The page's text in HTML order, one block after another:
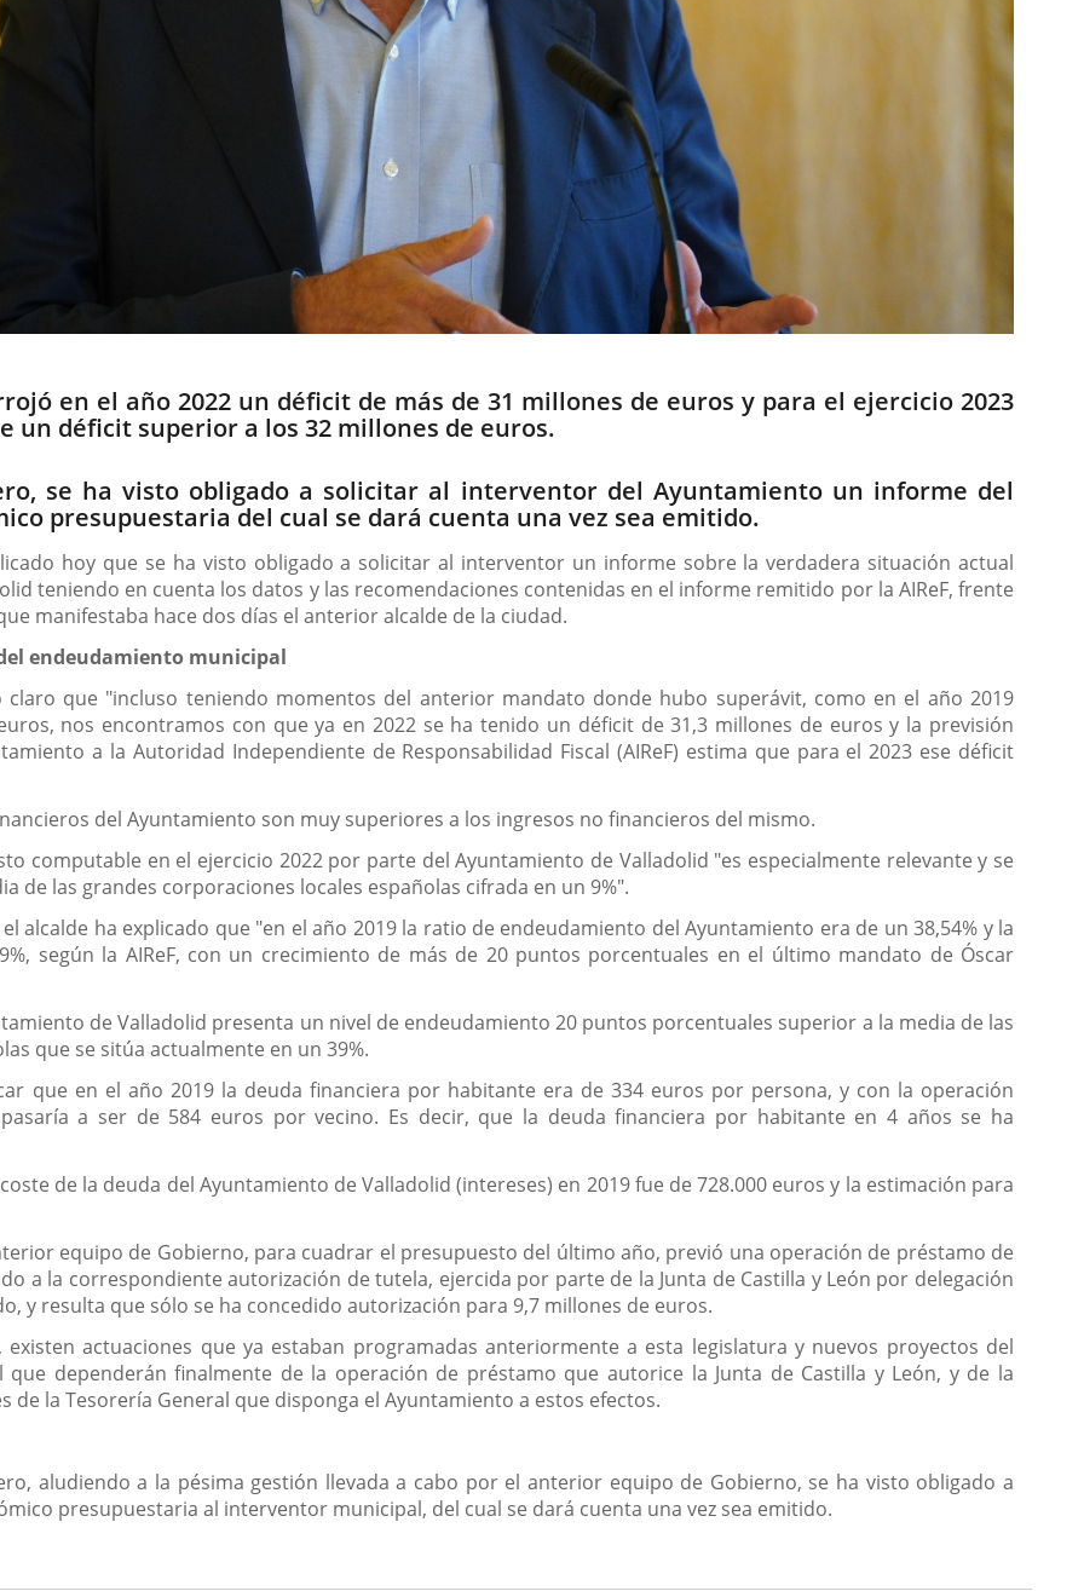
en el año 2022 un déficit de más de 31 millones de euros y para el ejercicio 2023
un déficit superior a los 32 millones de euros.
se ha visto obligado a solicitar al interventor del Ayuntamiento un informe del
presupuestaria del cual se dará cuenta una vez sea emitido.
hoy que se ha visto obligado a solicitar al interventor un informe sobre la verdadera situación actual
teniendo en cuenta los datos y las recomendaciones contenidas en el informe remitido por la AIReF, frente
manifestaba hace dos días el anterior alcalde de la ciudad.
endeudamiento municipal
claro que "incluso teniendo momentos del anterior mandato donde hubo superávit, como en el año 2019
nos encontramos con que ya en 2022 se ha tenido un déficit de 31,3 millones de euros y la previsión
a la Autoridad Independiente de Responsabilidad Fiscal (AIReF) estima que para el 2023 ese déficit
del Ayuntamiento son muy superiores a los ingresos no financieros del mismo.
computable en el ejercicio 2022 por parte del Ayuntamiento de Valladolid "es especialmente relevante y se
de las grandes corporaciones locales españolas cifrada en un 9%".
alcalde ha explicado que "en el año 2019 la ratio de endeudamiento del Ayuntamiento era de un 38,54% y la
según la AIReF, con un crecimiento de más de 20 puntos porcentuales en el último mandato de Óscar
de Valladolid presenta un nivel de endeudamiento 20 puntos porcentuales superior a la media de las
que se sitúa actualmente en un 39%.
que en el año 2019 la deuda financiera por habitante era de 334 euros por persona, y con la operación
a ser de 584 euros por vecino. Es decir, que la deuda financiera por habitante en 4 años se ha
de la deuda del Ayuntamiento de Valladolid (intereses) en 2019 fue de 728.000 euros y la estimación para
equipo de Gobierno, para cuadrar el presupuesto del último año, previó una operación de préstamo de
a la correspondiente autorización de tutela, ejercida por parte de la Junta de Castilla y León por delegación
y resulta que sólo se ha concedido autorización para 9,7 millones de euros.
actuaciones que ya estaban programadas anteriormente a esta legislatura y nuevos proyectos del
dependerán finalmente de la operación de préstamo que autorice la Junta de Castilla y León, y de la
de la Tesorería General que disponga el Ayuntamiento a estos efectos.
aludiendo a la pésima gestión llevada a cabo por el anterior equipo de Gobierno, se ha visto obligado a
presupuestaria al interventor municipal, del cual se dará cuenta una vez sea emitido.